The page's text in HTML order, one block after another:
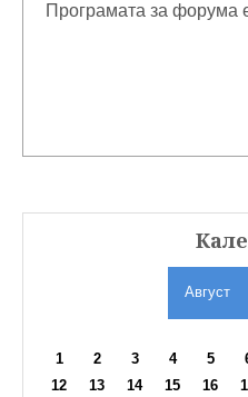
Програмата за форума
Август
1 2 3 4 5
12
13 14 15 16